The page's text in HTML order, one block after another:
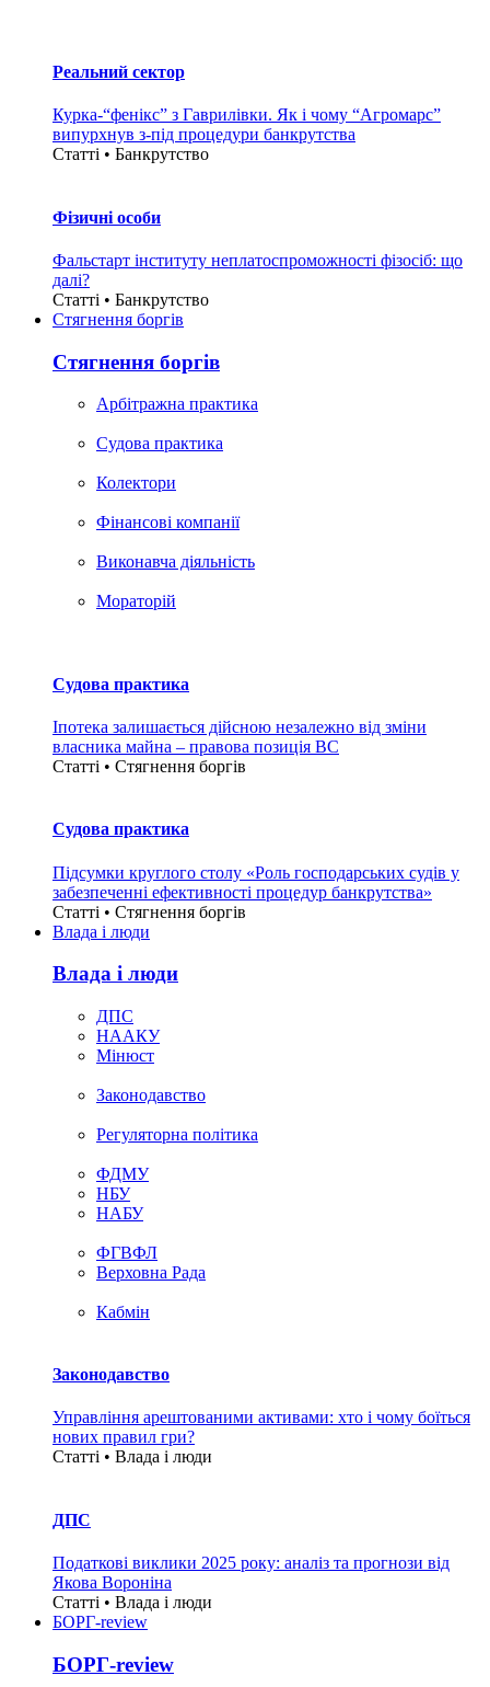
Реальний сектор
Курка-“фенікс” з Гаврилівки. Як і чому “Агромарс”
випурхнув з-під процедури банкрутства
Статті • Банкрутство
Фізичні особи
Фальстарт інституту неплатоспроможності фізосіб: що
далі?
Статті • Банкрутство
Стягнення боргiв
Стягнення боргiв
Арбітражна практика
Судова практика
Колектори
Фінансові компанії
Виконавча діяльність
Мораторій
Судова практика
Іпотека залишається дійсною незалежно від зміни
власника майна – правова позиція ВС
Статті • Стягнення боргiв
Судова практика
Підсумки круглого столу «Роль господарських судів у
забезпеченні ефективності процедур банкрутства»
Статті • Стягнення боргiв
Влада i люди
Влада i люди
ДПС
НААКУ
Мінюст
Законодавство
Регуляторна політика
ФДМУ
НБУ
НАБУ
ФГВФЛ
Верховна Рада
Кабмін
Законодавство
Управління арештованими активами: хто і чому боїться
нових правил гри?
Статті • Влада i люди
ДПС
Податкові виклики 2025 року: аналіз та прогнози від
Якова Вороніна
Статті • Влада i люди
БОРГ-review
БОРГ-review